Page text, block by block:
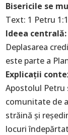
Bisericile se
Text: 1 Petru
Ideea centrală:
Deplasarea
este parte a
Explicaţii
Apostolul Petru
comunitate de
străină și
locuri